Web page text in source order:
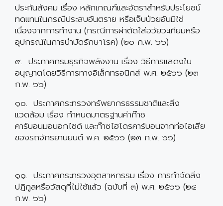
ประกันสังคม เรื่อง หลักเกณฑ์และอัตราสำหรับประโยชน์
ทดแทนในกรณีประสบอันตราย หรือเจ็บป่วยอันมิใช่
เนื่องจากการทำงาน (กรณีการผ่าตัดใส่อวัยวะเทียมหรือ
อุปกรณ์ในการบำบัดรักษาโรค) (๒๐ ก.พ. ๖๖)
๙. ประกาศกรมธุรกิจพลังงาน เรื่อง วิธีการแสดงใบ
อนุญาตโดยวิธีการทางอิเล็กทรอนิกส์ พ.ศ. ๒๕๖๖ (๒๓
ก.พ. ๖๖)
๑๐. ประกาศกระทรวงทรัพยากรธรรมชาติและสิ่ง
แวดล้อม เรื่อง กำหนดมาตรฐานค่าก๊าซ
คาร์บอนมอนอกไซด์ และก๊าซไฮโดรคาร์บอนจากท่อไอเสีย
ของรถจักรยานยนต์ พ.ศ. ๒๕๖๖ (๒๓ ก.พ. ๖๖)
๑๑. ประกาศกระทรวงอุตสาหกรรม เรื่อง การกำจัดสิ่ง
ปฏิกูลหรือวัสดุที่ไม่ใช้แล้ว (ฉบับที่ ๓) พ.ศ. ๒๕๖๖ (๒๔
ก.พ. ๖๖)